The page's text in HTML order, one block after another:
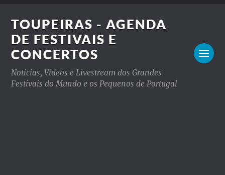
TOUPEIRAS - AGENDA
DE FESTIVAIS E
CONCERTOS
Notícias, Vídeos e Livestream dos Grandes
Festivais do Mundo e os Pequenos de Portugal